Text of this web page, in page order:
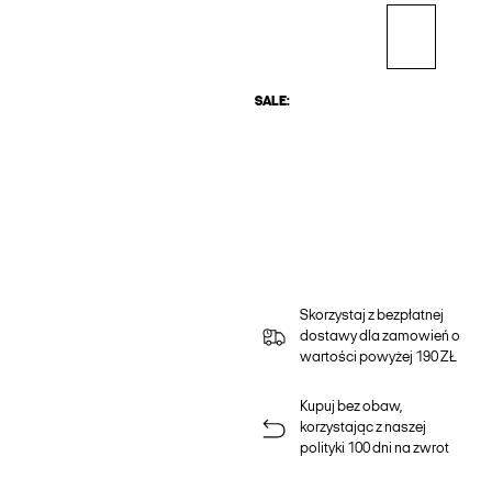
SALE:
Skorzystaj z bezpłatnej
dostawy dla zamowień o
wartości powyżej 190 ZŁ
Kupuj bez obaw,
korzystając z naszej
polityki 100 dni na zwrot